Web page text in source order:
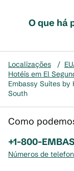
O que há
Localizações /
Hotéis em El
Embassy Suites
South
Como
Telefone:
+1-800-
Números de